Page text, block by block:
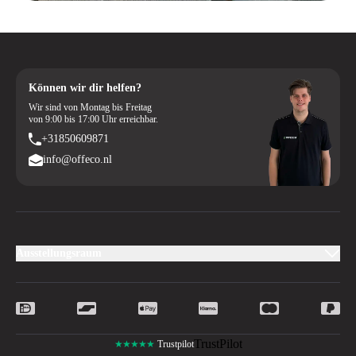
Können wir dir helfen?
Wir sind von Montag bis Freitag
von 9:00 bis 17:00 Uhr erreichbar.
+31850609871
info@offeco.nl
★★★★★ TrustpilotTrustPilot